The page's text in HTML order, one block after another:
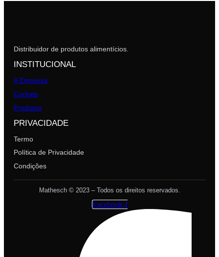
Distribuidor de produtos alimentícios.
INSTITUCIONAL
A Empresa
Contato
Produtos
PRIVACIDADE
Termo
Política de Privacidade
Condições
Mathesch © 2023 – Todos os direitos reservados.
Facebook-f